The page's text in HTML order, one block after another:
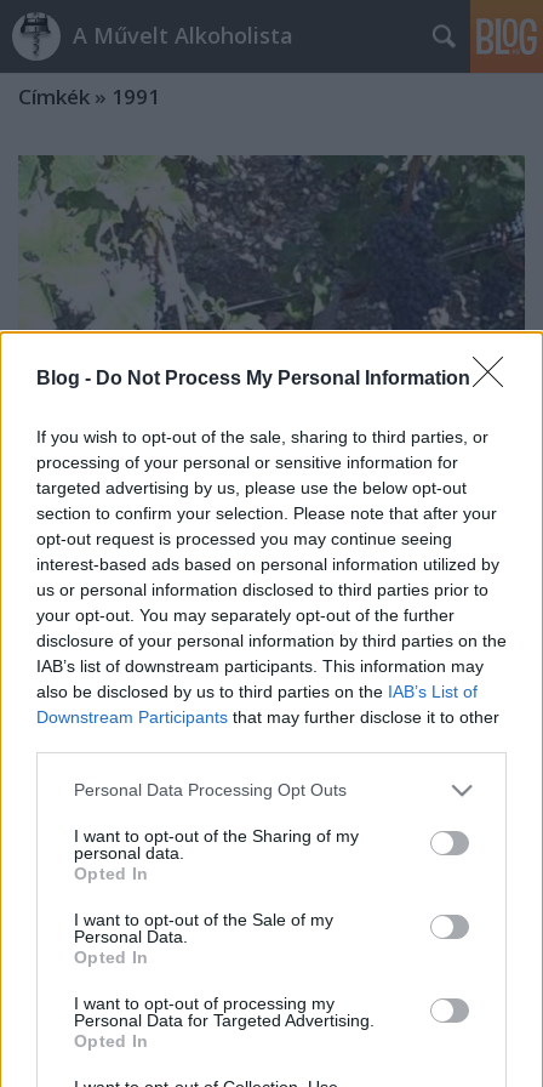
Blog - Do Not Process My Personal Information
If you wish to opt-out of the sale, sharing to third parties, or
processing of your personal or sensitive information for
targeted advertising by us, please use the below opt-out
section to confirm your selection. Please note that after your
opt-out request is processed you may continue seeing
interest-based ads based on personal information utilized by
us or personal information disclosed to third parties prior to
your opt-out. You may separately opt-out of the further
disclosure of your personal information by third parties on the
IAB’s list of downstream participants. This information may
also be disclosed by us to third parties on the IAB’s List of
Downstream Participants that may further disclose it to other
Please note that this website/app uses one or more Google
not limited to your visit or usage behaviour. You may click to
grant or deny consent to Google and its third-party tags to
use your data for below specified purposes in below Google
consent section.
Personal Data Processing Opt Outs
I want to opt-out of the Sharing of my
personal data.
Opted In
I want to opt-out of the Sale of my
Personal Data.
Opted In
I want to opt-out of processing my
Personal Data for Targeted Advertising.
Opted In
A Művelt Alkoholista
Címkék » 1991
Ágyú fogta veréb
alföldi merlot•2011. szeptember 30.
Elég jó esélyem van arra, hogy ezeket a borokat,
ilyen kaliberű bordóiakat soha többé ne kóstoljak
(az előzményeket lásd itt). Ennek megfelelően
igyekeztem felnőni a feladathoz. Részben kiüríteni a
Azok a Gerék még ma is állnak
Óborozás félholt fehérekkel és élő villányiakkal
Az alábbiakban irdatlan méretű poszt következik
egy irdatlan méretű kóstolóról, amelyen jó két
hónapja volt szerencsénk részt venni Sz. Kis László
jóvoltából. Sz. Kis úr egykori borkollégista, ekképpen